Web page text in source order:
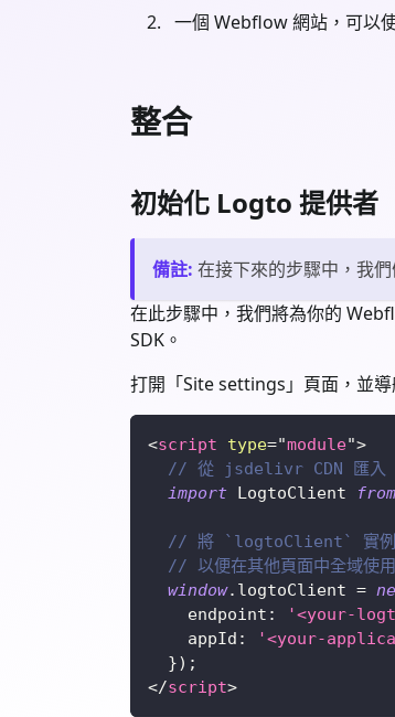
一個 Webflow 網站，可以
整合
初始化 Logto 提供者
備註: 在接下來的步驟中，我
在此步驟中，我們將為你的
SDK。
打開「Site settings」頁面，並
<script type="module">
// 從 jsdelivr CDN 匯入
import LogtoClient from
// 將 `logtoClient` 實例
// 以便在其他頁面中全域使用
window. logtoClient =
endpoint : '<your-
appId : '<your-
}) ;
</script>